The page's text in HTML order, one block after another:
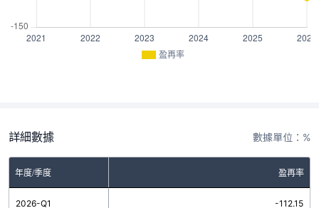
盈再率
詳細數據 數據單位：%
年度/季度 盈再率
2026-Q1 -112.15